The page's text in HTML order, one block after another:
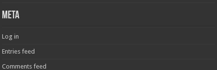
Meta
Log in
Entries feed
Comments feed